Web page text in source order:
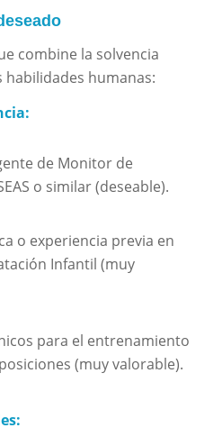
combine la solvencia
habilidades humanas:
de Monitor de
o similar (deseable).
o experiencia previa en
Infantil (muy
para el entrenamiento
(muy valorable).